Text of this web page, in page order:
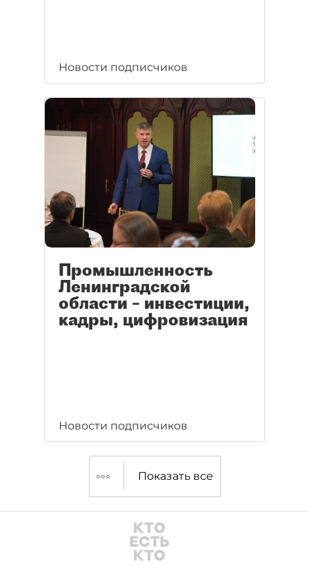
Новости подписчиков
Промышленность
Ленинградской
области – инвестиции,
кадры, цифровизация
Новости подписчиков
Показать все